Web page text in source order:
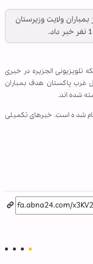
بمباران ولایت وزیرستان
تلویزیونی الجزیره در خبری
غرب پاکستان هدف بمباران
شده است. خبرهای تکمیلی